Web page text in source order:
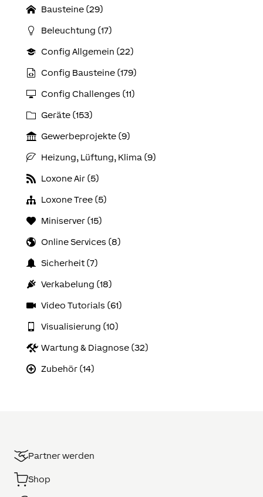
Bausteine (29)
Beleuchtung (17)
Config Allgemein (22)
Config Bausteine (179)
Config Challenges (11)
Geräte (153)
Gewerbeprojekte (9)
Heizung, Lüftung, Klima (9)
Loxone Air (5)
Loxone Tree (5)
Miniserver (15)
Online Services (8)
Sicherheit (7)
Verkabelung (18)
Video Tutorials (61)
Visualisierung (10)
Wartung & Diagnose (32)
Zubehör (14)
Partner werden
Shop